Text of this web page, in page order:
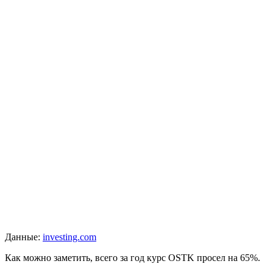
Данные: investing.com
Как можно заметить, всего за год курс OSTK просел на 65%.